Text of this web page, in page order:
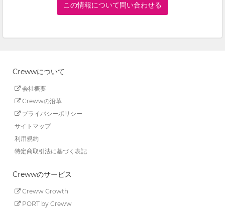
この情報について問い合わせる
Crewwについて
会社概要
Crewwの沿革
プライバシーポリシー
サイトマップ
利用規約
特定商取引法に基づく表記
Crewwのサービス
Creww Growth
PORT by Creww